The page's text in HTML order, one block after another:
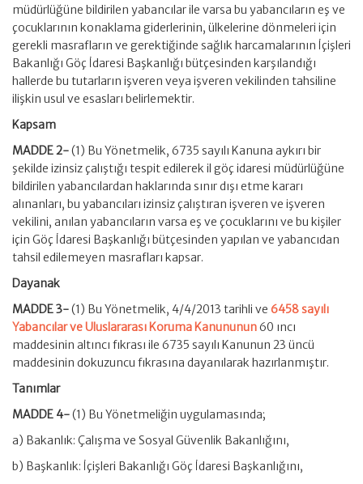
müdürlüğüne bildirilen yabancılar ile varsa bu yabancıların eş ve
çocuklarının konaklama giderlerinin, ülkelerine dönmeleri için
gerekli masrafların ve gerektiğinde sağlık harcamalarının İçişleri
Bakanlığı Göç İdaresi Başkanlığı bütçesinden karşılandığı
hallerde bu tutarların işveren veya işveren vekilinden tahsiline
ilişkin usul ve esasları belirlemektir.
Kapsam
MADDE 2-(1) Bu Yönetmelik, 6735 sayılı Kanuna aykırı bir
şekilde izinsiz çalıştığı tespit edilerek il göç idaresi müdürlüğüne
bildirilen yabancılardan haklarında sınır dışı etme kararı
alınanları, bu yabancıları izinsiz çalıştıran işveren ve işveren
vekilini, anılan yabancıların varsa eş ve çocuklarını ve bu kişiler
için Göç İdaresi Başkanlığı bütçesinden yapılan ve yabancıdan
tahsil edilemeyen masrafları kapsar.
Dayanak
MADDE 3-(1) Bu Yönetmelik, 4/4/2013 tarihli ve 6458 sayılı
Yabancılar ve Uluslararası Koruma Kanununun60 ıncı
maddesinin altıncı fıkrası ile 6735 sayılı Kanunun 23 üncü
maddesinin dokuzuncu fıkrasına dayanılarak hazırlanmıştır.
Tanımlar
MADDE 4-(1) Bu Yönetmeliğin uygulamasında;
a) Bakanlık: Çalışma ve Sosyal Güvenlik Bakanlığını,
b) Başkanlık: İçişleri Bakanlığı Göç İdaresi Başkanlığını,